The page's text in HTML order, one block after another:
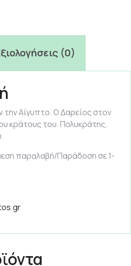
(0)
την Αίγυπτο. Ο Δαρείος στον
κράτους του. Πολυκράτης,
παραλαβή/Παράδοση σε 1-